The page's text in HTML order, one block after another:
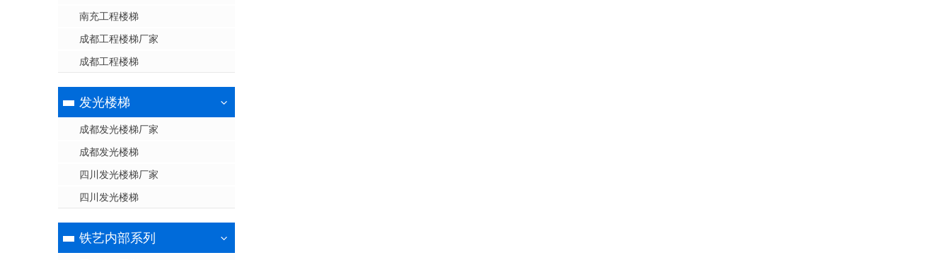
南充工程楼梯
成都工程楼梯厂家
成都工程楼梯
发光楼梯
成都发光楼梯厂家
成都发光楼梯
四川发光楼梯厂家
四川发光楼梯
铁艺内部系列